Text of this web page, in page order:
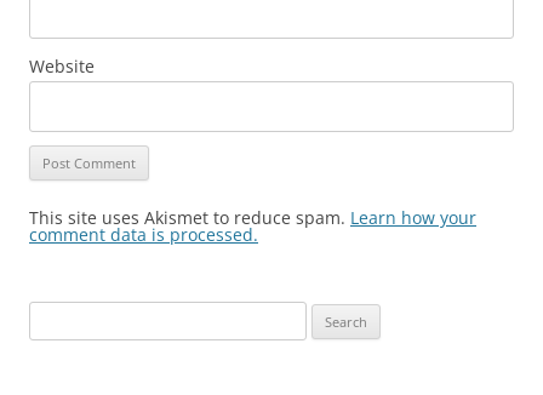
Website
This site uses Akismet to reduce spam. Learn how your
comment data is processed.
for: